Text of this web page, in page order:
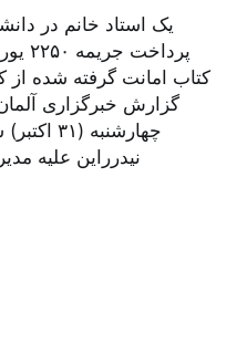
یک استاد خانم در
کتاب امانت گرفته شده از
گزارش خبرگزاری
نیدرراین علیه